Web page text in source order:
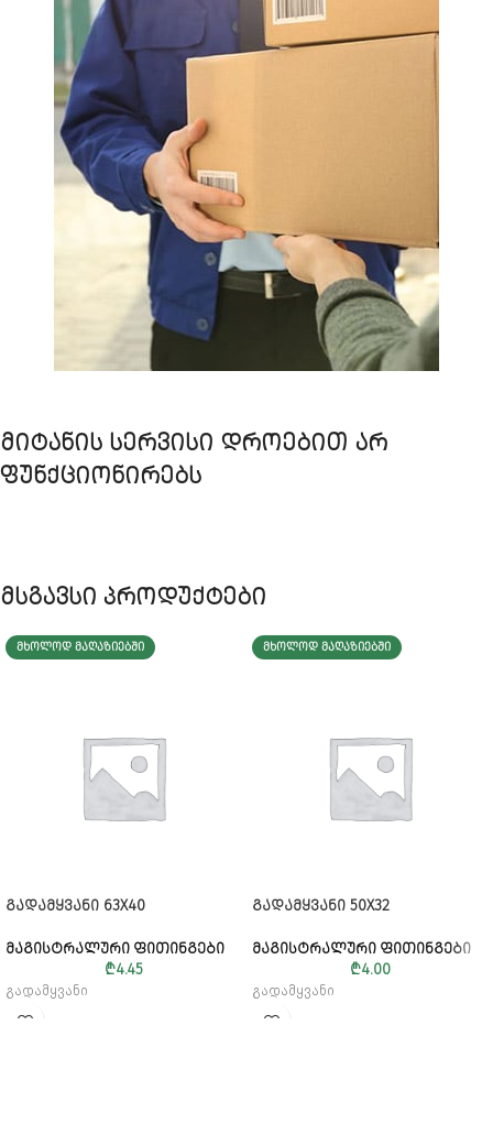
ᲛᲘᲢᲐᲜᲘᲡ ᲡᲔᲠᲕᲘᲡᲘ ᲓᲠᲝᲔᲑᲘᲗ ᲐᲠ
ᲤᲣᲜᲥᲪᲘᲝᲜᲘᲠᲔᲑᲡ
მსგავსი პროდუქტები
ᲛᲮᲝᲚᲝᲓ ᲛᲐᲦᲐᲖᲘᲔᲑᲨᲘ
ᲒᲐᲓᲐᲛᲧᲕᲐᲜᲘ 63X40
ᲛᲐᲒᲘᲡᲢᲠᲐᲚᲣᲠᲘ ᲤᲘᲗᲘᲜᲒᲔᲑᲘ
₾4.45
გადამყვანი
ᲛᲮᲝᲚᲝᲓ ᲛᲐᲦᲐᲖᲘᲔᲑᲨᲘ
ᲒᲐᲓᲐᲛᲧᲕᲐᲜᲘ 50X32
ᲛᲐᲒᲘᲡᲢᲠᲐᲚᲣᲠᲘ ᲤᲘᲗᲘᲜᲒᲔᲑᲘ
₾4.00
გადამყვანი